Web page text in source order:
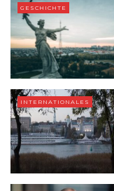
GESCHICHTE
INTERNATIONALES